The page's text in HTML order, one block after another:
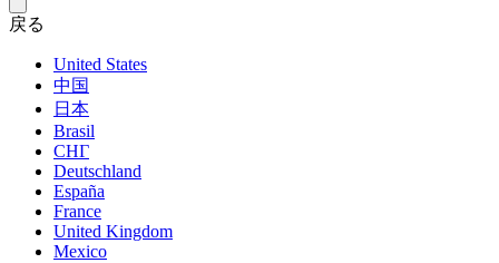
戻る
United States
中国
日本
Brasil
СНГ
Deutschland
España
France
United Kingdom
Mexico